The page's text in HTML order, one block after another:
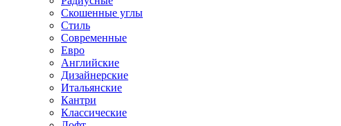
Скошенные углы
Стиль
Современные
Евро
Английские
Дизайнерские
Итальянские
Кантри
Классические